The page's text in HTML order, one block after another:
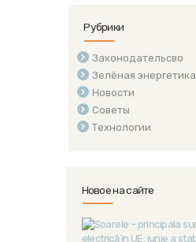
Рубрики
Законодательсво
Зелёная энергетика
Новости
Советы
Технологии
Новое на сайте